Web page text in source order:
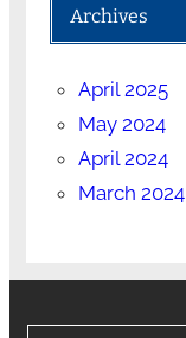
Archives
April 2025
May 2024
April 2024
March 2024